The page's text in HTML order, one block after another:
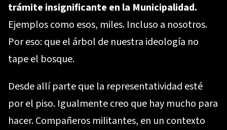
trámite insignificante en la Municipalidad.
Ejemplos como esos, miles. Incluso a nosotros.
Por eso: que el árbol de nuestra ideología no
tape el bosque.
Desde allí parte que la representatividad esté
por el piso. Igualmente creo que hay mucho para
hacer. Compañeros militantes, en un contexto